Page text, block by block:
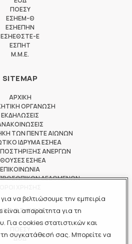
να βελτιώσουμε την εμπειρία
απαραίτητα για τη
Για cookies στατιστικών και
συγκατάθεσή σας. Μπορείτε να
ΠΟΕΣΥ
ΕΣΗΕΜ-Θ
ΕΣΗΕΠΗΝ
ΕΣΗΕΘΣΤΕ-Ε
ΕΣΠΗΤ
M.M.E.
SITEMAP
ΑΡΧΙΚΗ
ΟΡΓΑΝΩΣΗ
ΕΚΔΗΛΩΣΕΙΣ
ΤΩΝ ΠΕΝΤΕ ΑΙΩΝΩΝ
ΙΔΡΥΜΑ ΕΣΗΕΑ
ΑΝΕΡΓΩΝ
ΕΣΗΕΑ
ΕΠΙΚΟΙΝΩΝΙΑ
ΔΕΔΟΜΕΝΩΝ
ΤΩΝ
ΔΟΔ